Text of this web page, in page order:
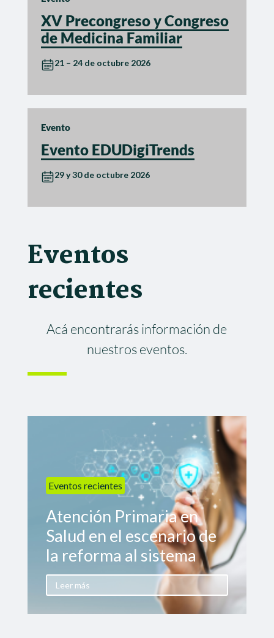
XV Precongreso y Congreso
de Medicina Familiar
21 – 24 de octubre 2026
Evento
Evento EDUDigiTrends
29 y 30 de octubre 2026
Eventos
recientes
Acá encontrarás información de
nuestros eventos.
Eventos recientes
Atención Primaria en
Salud en el escenario de
la reforma al sistema
Leer más